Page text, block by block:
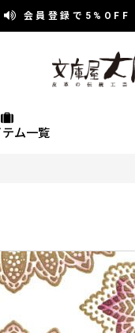
会員登録で 5%OFF
テム一覧